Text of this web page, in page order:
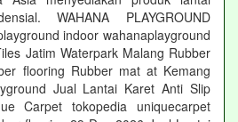
WAHANA PLAYGROUND
indoor wahanaplayground
Jatim Waterpark Malang Rubber
flooring Rubber mat at Kemang
Jual Lantai Karet Anti Slip
Carpet tokopedia uniquecarpet